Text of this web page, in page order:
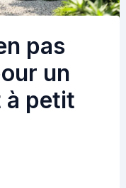
pas
un
à petit